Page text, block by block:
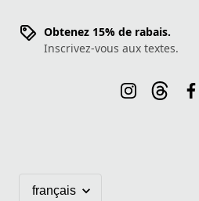
Obtenez 15% de rabais.
Inscrivez-vous aux textes.